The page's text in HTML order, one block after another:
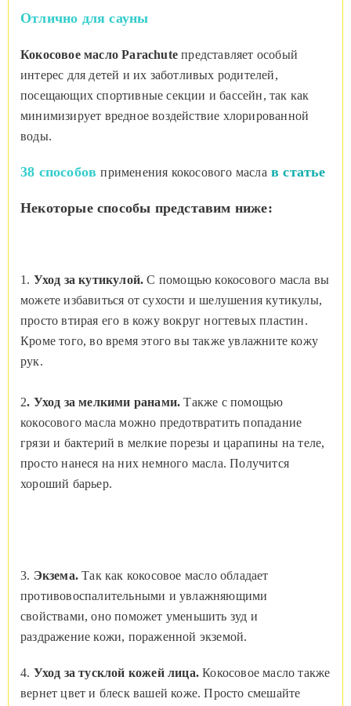
Отлично для сауны
Кокосовое маслоParachute представляет особый
интерес для детей и их заботливых родителей,
посещающих спортивные секции и бассейн, так как
минимизирует вредное воздействие хлорированной
воды.
38 способовприменения кокосового масла в статье
Некоторые способы представим ниже:
1. Уход за кутикулой. С помощью кокосового масла вы
можете избавиться от сухости и шелушения кутикулы,
просто втирая его в кожу вокруг ногтевых пластин.
Кроме того, во время этого вы также увлажните кожу
рук.
2. Уход за мелкими ранами. Также с помощью
кокосового масла можно предотвратить попадание
грязи и бактерий в мелкие порезы и царапины на теле,
просто нанеся на них немного масла. Получится
хороший барьер.
3. Экзема. Так как кокосовое масло обладает
противовоспалительными и увлажняющими
свойствами, оно поможет уменьшить зуд и
раздражение кожи, пораженной экземой.
4. Уход за тусклой кожей лица. Кокосовое масло также
вернет цвет и блеск вашей коже. Просто смешайте